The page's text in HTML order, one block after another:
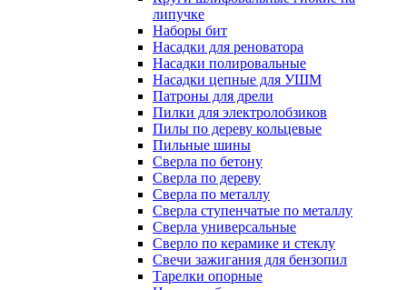
липучке
Наборы бит
Насадки для реноватора
Насадки полировальные
Насадки цепные для УШМ
Патроны для дрели
Пилки для электролобзиков
Пилы по дереву кольцевые
Пильные шины
Сверла по бетону
Сверла по дереву
Сверла по металлу
Сверла ступенчатые по металлу
Сверла универсальные
Сверло по керамике и стеклу
Свечи зажигания для бензопил
Тарелки опорные